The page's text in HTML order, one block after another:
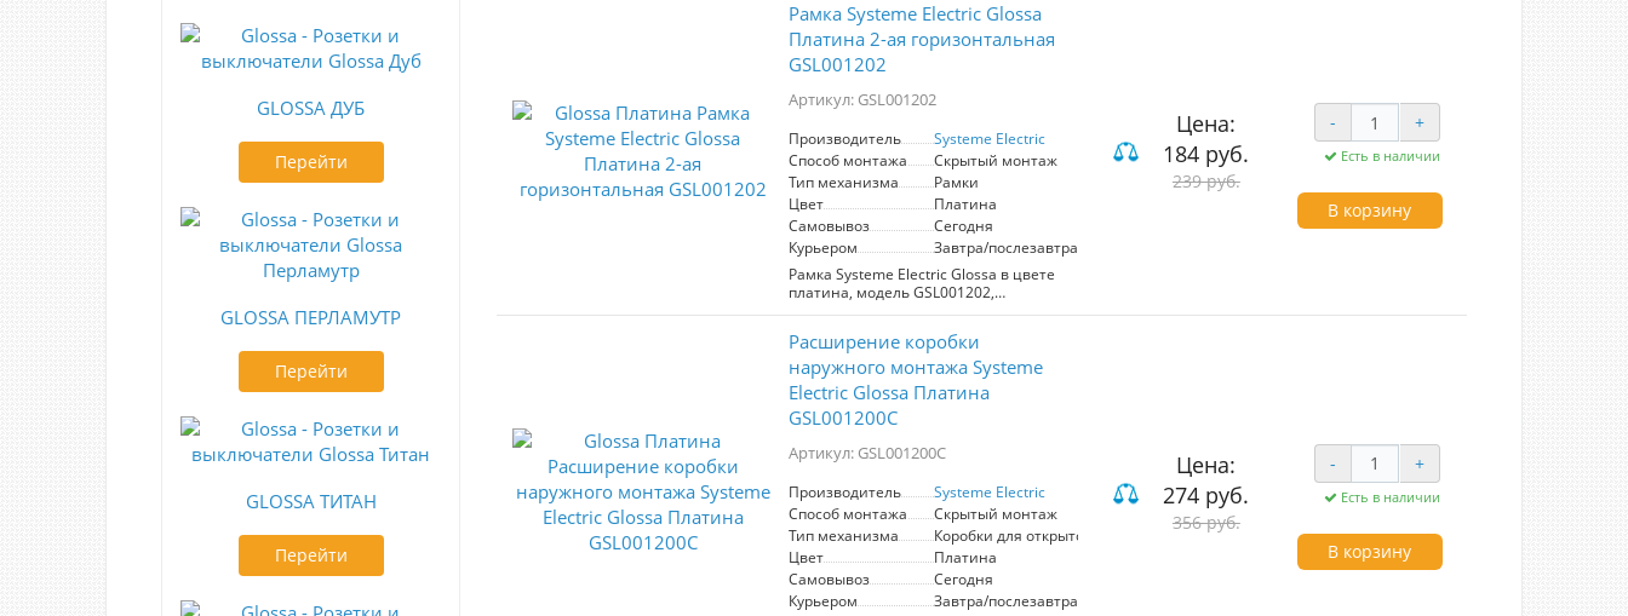
GLOSSA ДУБ
Перейти
GLOSSA ПЕРЛАМУТР
Перейти
GLOSSA ТИТАН
Перейти
характеристики: 2-ая вертикальная
конструкция, стильный платиновый
цвет. Преимущества: современный
дизайн, легкость установки,
совместимость с механизмами Systeme
Electric. Идеальный выбор для создания
интерьера.
Рамка Systeme Electric Glossa
Платина 2-ая горизонтальная
GSL001202
Артикул: GSL001202
Производитель
Systeme Electric
Способ монтажа
Скрытый монтаж
Тип механизма
Рамки
Цвет
Платина
Самовывоз
Сегодня
Курьером
Завтра/послезавтра
Рамка Systeme Electric Glossa в цвете
платина, модель GSL001202,
предназначена для установки двух
горизонтальный дизайн идеально
впишется в современный интерьер,
обеспечивая стильное решение для
организации электрических устройств.
Изготовлена из высококачественных
долговечность и надежность.
Цена:
184 руб.
239 руб.
- +
Есть в наличии
В корзину
Расширение коробки
наружного монтажа Systeme
Electric Glossa Платина
GSL001200C
Артикул: GSL001200C
Производитель
Systeme Electric
Способ монтажа
Скрытый монтаж
Тип механизма
Коробки для открытого монтажа
Цвет
Платина
Самовывоз
Сегодня
Курьером
Завтра/послезавтра
Цена:
274 руб.
356 руб.
- +
Есть в наличии
В корзину